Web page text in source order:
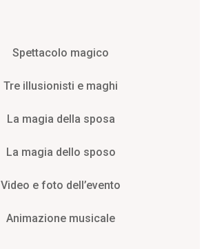
Spettacolo magico
Tre illusionisti e maghi
La magia della sposa
La magia dello sposo
Video e foto dell’evento
Animazione musicale